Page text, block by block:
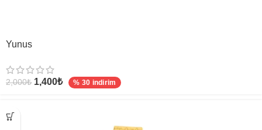
Yunus
2,000₺ 1,400₺ % 30 indirim